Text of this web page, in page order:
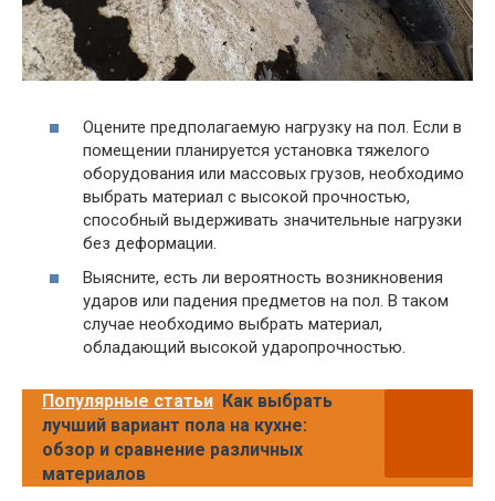
Оцените предполагаемую нагрузку на пол. Если в
помещении планируется установка тяжелого
оборудования или массовых грузов, необходимо
выбрать материал с высокой прочностью,
способный выдерживать значительные нагрузки
без деформации.
Выясните, есть ли вероятность возникновения
ударов или падения предметов на пол. В таком
случае необходимо выбрать материал,
обладающий высокой ударопрочностью.
Популярные статьи Как выбрать
лучший вариант пола на кухне:
обзор и сравнение различных
материалов